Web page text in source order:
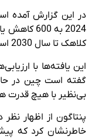
در این گزارش آمده
کلاهک تا سال 2030 است.
این یافته‌ها با
گفته است چین در
بی‌نظیر با هیچ
پنتاگون از اظهار
خاطرنشان کرد که پیش